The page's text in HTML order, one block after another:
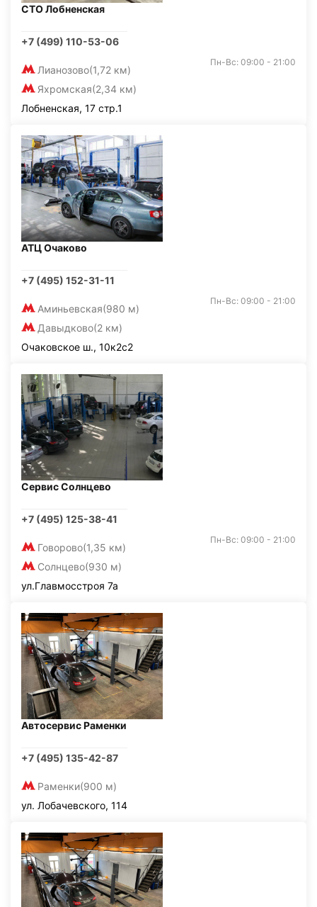
СТО Лобненская
+7 (499) 110-53-06
Лианозово(1,72 км)
Яхромская(2,34 км)
Пн-Вс: 09:00 - 21:00
Лобненская, 17 стр.1
АТЦ Очаково
+7 (495) 152-31-11
Аминьевская(980 м)
Давыдково(2 км)
Пн-Вс: 09:00 - 21:00
Очаковское ш., 10к2с2
Сервис Солнцево
+7 (495) 125-38-41
Говорово(1,35 км)
Солнцево(930 м)
Пн-Вс: 09:00 - 21:00
ул.Главмосстроя 7а
Автосервис Раменки
+7 (495) 135-42-87
Раменки(900 м)
ул. Лобачевского, 114